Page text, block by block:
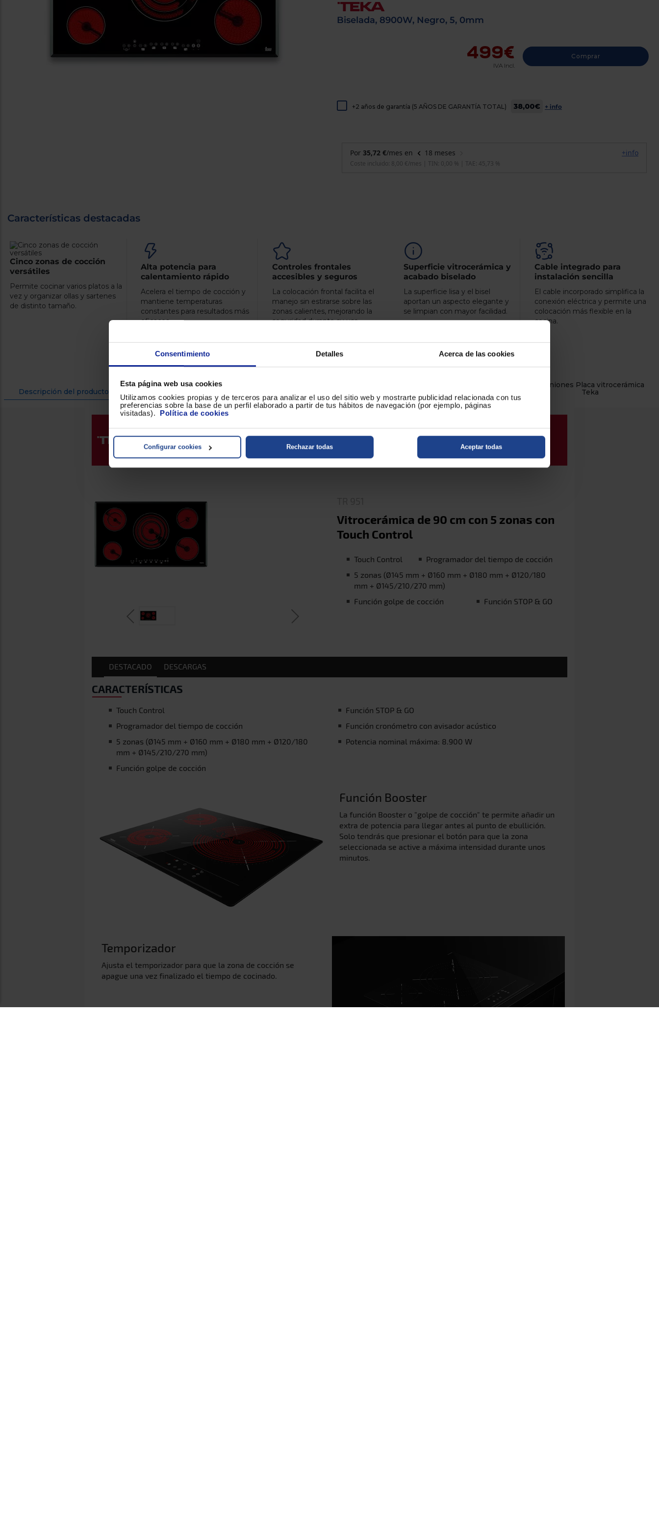
Consentimiento Detalles Acerca de las cookies
Esta página web usa cookies
Utilizamos cookies propias y de terceros para analizar el uso del sitio web y mostrarte publicidad relacionada con tus
preferencias sobre la base de un perfil elaborado a partir de tus hábitos de navegación (por ejemplo, páginas
visitadas). Política de cookies
Rechazar todas
Configurar cookies Aceptar todas
de
dispositivos
táctiles
Biselada, 8900W, Negro, 5, 0mm
499€
IVA Incl.
Comprar
+2 años de garantía (5 AÑOS DE GARANTÍA TOTAL) 38,00€ + info
Características destacadas
Cinco zonas de cocción
versátiles
Permite cocinar varios platos a la
vez y organizar ollas y sartenes
de distinto tamaño.
Alta potencia para
calentamiento rápido
Acelera el tiempo de cocción y
mantiene temperaturas
constantes para resultados más
eficaces.
Controles frontales
accesibles y seguros
La colocación frontal facilita el
manejo sin estirarse sobre las
zonas calientes, mejorando la
seguridad durante su uso.
Superficie vitrocerámica y
acabado biselado
La superficie lisa y el bisel
aportan un aspecto elegante y
se limpian con mayor facilidad.
Cable integrado para
instalación sencilla
El cable incorporado simplifica la
conexión eléctrica y permite una
colocación más flexible en la
cocina.
Descripción del producto
Opiniones Placa vitrocerámica
Teka
Vitrocerámica de 90 cm con 5 zonas con
Touch Control
Touch Control
Programador del tiempo de cocción
5 zonas (Ø145 mm + Ø160 mm + Ø180 mm + Ø120/180
mm + Ø145/210/270 mm)
Función golpe de cocción
Función STOP & GO
DESTACADO DESCARGAS
CARACTERÍSTICAS
Touch Control
Programador del tiempo de cocción
5 zonas (Ø145 mm + Ø160 mm + Ø180 mm + Ø120/180
mm + Ø145/210/270 mm)
Función golpe de cocción
Función STOP & GO
Función cronómetro con avisador acústico
Potencia nominal máxima: 8.900 W
Función Booster
La función Booster o "golpe de cocción" te permite añadir un
extra de potencia para llegar antes al punto de ebullición.
Solo tendrás que presionar el botón para que la zona
seleccionada se active a máxima intensidad durante unos
minutos.
Temporizador
Ajusta el temporizador para que la zona de cocción se
apague una vez finalizado el tiempo de cocinado.